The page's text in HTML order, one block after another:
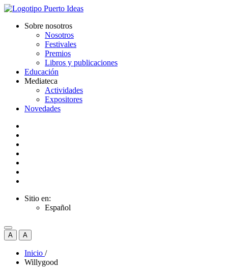
Sobre nosotros
Nosotros
Festivales
Premios
Libros y publicaciones
Educación
Mediateca
Actividades
Expositores
Novedades
Sitio en:
Español
A A
Inicio /
Willygood